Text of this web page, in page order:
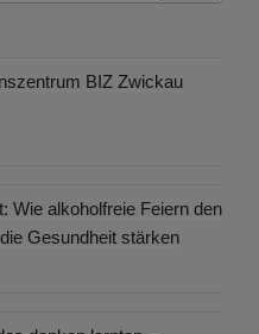
BIZ Zwickau
Wie alkoholfreie Feiern den
Gesundheit stärken